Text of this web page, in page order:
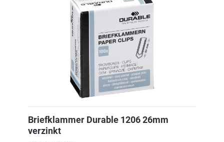
Briefklammer Durable 1206 26mm
verzinkt